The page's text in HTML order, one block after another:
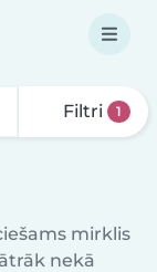
Filtri 1
mirklis
nekā